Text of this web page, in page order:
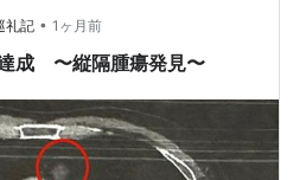
ちょっと遠い（徒歩25分ほ
、定期的なお掃除な…
礼記 • 1ヶ月前
成 〜縦隔腫瘍発見〜